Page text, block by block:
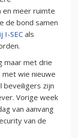
meer ruimte
de bond samen
I-SEC als
maar met drie
wie nieuwe
beveiligers zijn
Vorige week
van aanvang
van de